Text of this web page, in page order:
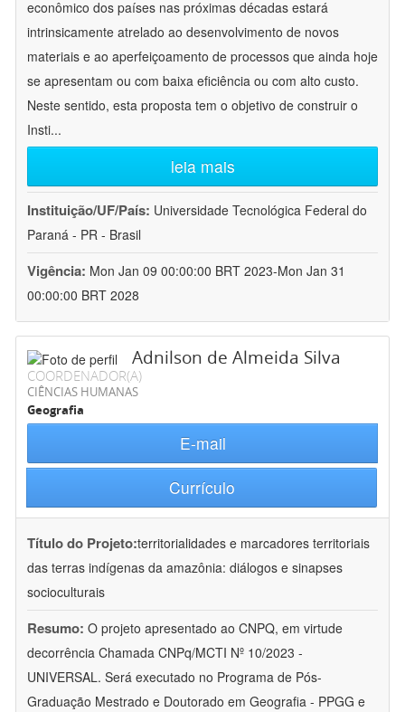
econômico dos países nas próximas décadas estará
intrinsicamente atrelado ao desenvolvimento de novos
materiais e ao aperfeiçoamento de processos que ainda hoje
se apresentam ou com baixa eficiência ou com alto custo.
Neste sentido, esta proposta tem o objetivo de construir o
Insti...
leia mais
Instituição/UF/País: Universidade Tecnológica Federal do
Paraná - PR - Brasil
Vigência: Mon Jan 09 00:00:00 BRT 2023-Mon Jan 31
00:00:00 BRT 2028
Adnilson de Almeida Silva
COORDENADOR(A)
CIÊNCIAS HUMANAS
Geografia
E-mail
Currículo
Título do Projeto:territorialidades e marcadores territoriais
das terras indígenas da amazônia: diálogos e sinapses
socioculturais
Resumo: O projeto apresentado ao CNPQ, em virtude
decorrência Chamada CNPq/MCTI Nº 10/2023 -
UNIVERSAL. Será executado no Programa de Pós-
Graduação Mestrado e Doutorado em Geografia - PPGG e